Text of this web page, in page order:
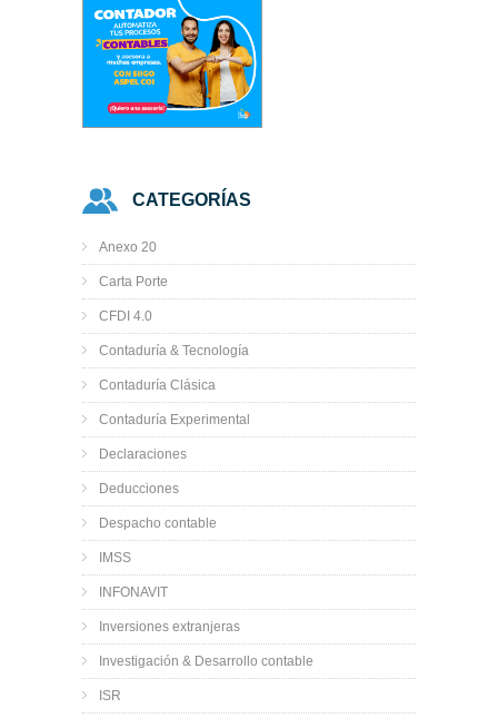
CATEGORÍAS
Anexo 20
Carta Porte
CFDI 4.0
Contaduría & Tecnología
Contaduría Clásica
Contaduría Experimental
Declaraciones
Deducciones
Despacho contable
IMSS
INFONAVIT
Inversiones extranjeras
Investigación & Desarrollo contable
ISR